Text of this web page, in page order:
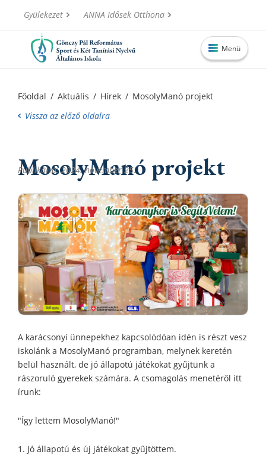
Gyülekezet ANNA Idősek Otthona
Menü
Alapítvány
Információk
Oktatás
Elérhetőségek
Főoldal / Aktuális / Hírek / MosolyManó projekt
Vissza az előző oldalra
MosolyManó projekt
Publikálva: 2024. november 25.
A karácsonyi ünnepekhez kapcsolódóan idén is részt vesz
iskolánk a MosolyManó programban, melynek keretén
belül használt, de jó állapotú játékokat gyűjtünk a
rászoruló gyerekek számára. A csomagolás menetéről itt
írunk:
"Így lettem MosolyManó!"
1. Jó állapotú és új játékokat gyűjtöttem.